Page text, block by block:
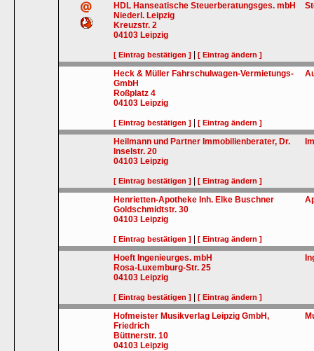
HDL Hanseatische Steuerberatungsges. mbH
Niederl. Leipzig
Kreuzstr. 2
04103 Leipzig
[ Eintrag bestätigen ] |[ Eintrag ändern ]
Heck & Müller Fahrschulwagen-Vermietungs-
GmbH
Roßplatz 4
04103 Leipzig
[ Eintrag bestätigen ] |[ Eintrag ändern ]
Heilmann und Partner Immobilienberater, Dr.
Inselstr. 20
04103 Leipzig
[ Eintrag bestätigen ] |[ Eintrag ändern ]
Henrietten-Apotheke Inh. Elke Buschner
Goldschmidtstr. 30
04103 Leipzig
[ Eintrag bestätigen ] |[ Eintrag ändern ]
Hoeft Ingenieurges. mbH
Rosa-Luxemburg-Str. 25
04103 Leipzig
[ Eintrag bestätigen ] |[ Eintrag ändern ]
Hofmeister Musikverlag Leipzig GmbH,
Friedrich
Büttnerstr. 10
04103 Leipzig